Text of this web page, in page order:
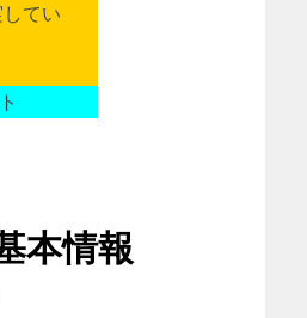
てい
本情報